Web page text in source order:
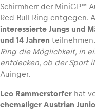
Schirmherr der MiniGP™
Red Bull Ring entgegen.
interessierte Jungs und
und 14 Jahren teilnehmen.
Ring die Möglichkeit, in
entdecken, ob der Sport
Auinger.
Leo Rammerstorfer hat
ehemaliger Austrian